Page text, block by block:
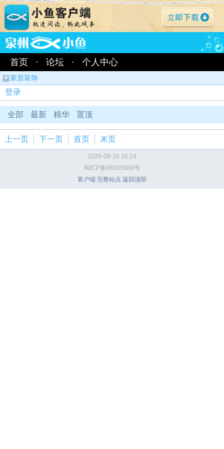
首页 · 论坛 · 个人中心
家居装饰
登录
全部 最新 精华 置顶
上一页 下一页 首页 末页
2026-08-10 16:24
闽ICP备08105889号
客户端 完整站点 返回顶部